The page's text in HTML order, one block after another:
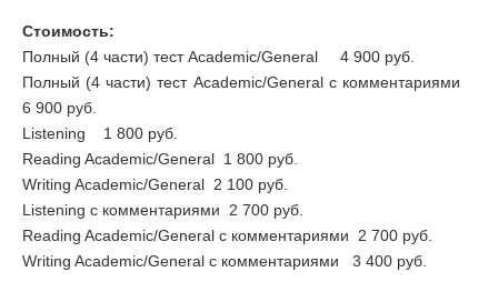
Стоимость:
Полный (4 части) тест Academic/General 4 900 руб.
Полный (4 части) тест Academic/General с комментариями
6 900 руб.
Listening 1 800 руб.
Reading Academic/General 1 800 руб.
Writing Academic/General 2 100 руб.
Listening с комментариями 2 700 руб.
Reading Academic/General с комментариями 2 700 руб.
Writing Academic/General с комментариями 3 400 руб.